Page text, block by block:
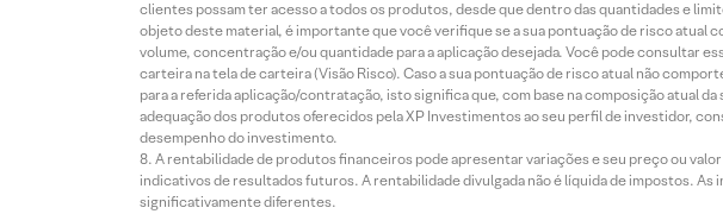
clientes possam ter acesso a todos os produtos, desde que dentro das quantidades e
objeto deste material, é importante que você verifique se a sua pontuação de risco atual
volume, concentração e/ou quantidade para a aplicação desejada. Você pode consultar
carteira na tela de carteira (Visão Risco). Caso a sua pontuação de risco atual não
para a referida aplicação/contratação, isto significa que, com base na composição atual
adequação dos produtos oferecidos pela XP Investimentos ao seu perfil de investidor,
desempenho do investimento.
A rentabilidade de produtos financeiros pode apresentar variações e seu preço ou
indicativos de resultados futuros. A rentabilidade divulgada não é líquida de impostos.
significativamente diferentes.